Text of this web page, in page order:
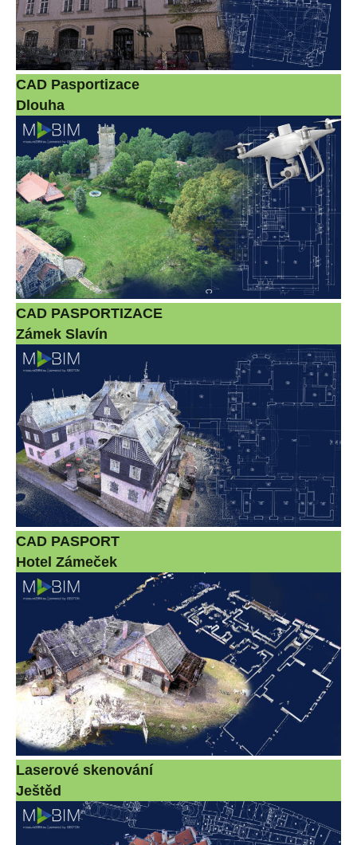
CAD Pasportizace
Dlouha
CAD PASPORTIZACE
Zámek Slavín
CAD PASPORT
Hotel Zámeček
Laserové skenování
Ještěd